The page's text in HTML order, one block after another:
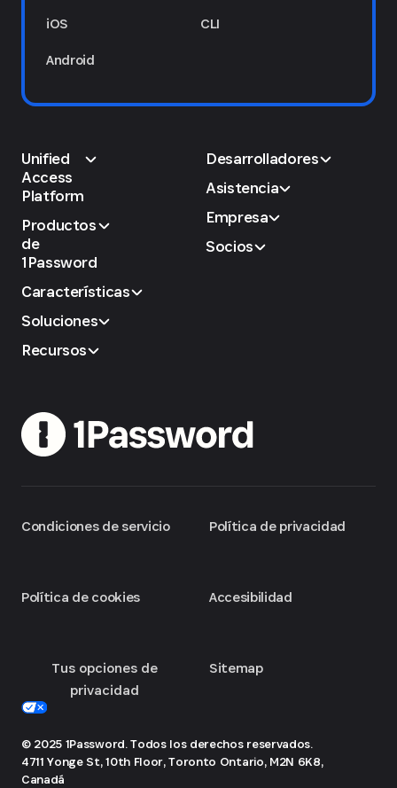
iOS
Android
CLI
Unified
Access
Platform
Productos
de
1Password
Características
Soluciones
Recursos
Desarrolladores
Asistencia
Empresa
Socios
Condiciones de servicio
Política de cookies
Tus opciones de
privacidad
Política de privacidad
Accesibilidad
Sitemap
© 2025 1Password. Todos los derechos reservados.
4711 Yonge St, 10th Floor, Toronto Ontario, M2N 6K8,
Canadá